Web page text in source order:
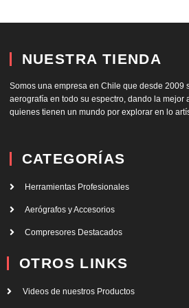
NUESTRA TIENDA
Somos una empresa en Chile que desde 2009
aerografía en todo su espectro, dando la mejor
quienes tienen un mundo por explorar en lo
CATEGORÍAS
Herramientas Profesionales
Aerógrafos y Accesorios
Compresores Destacados
OTROS LINKS
Videos de nuestros Productos